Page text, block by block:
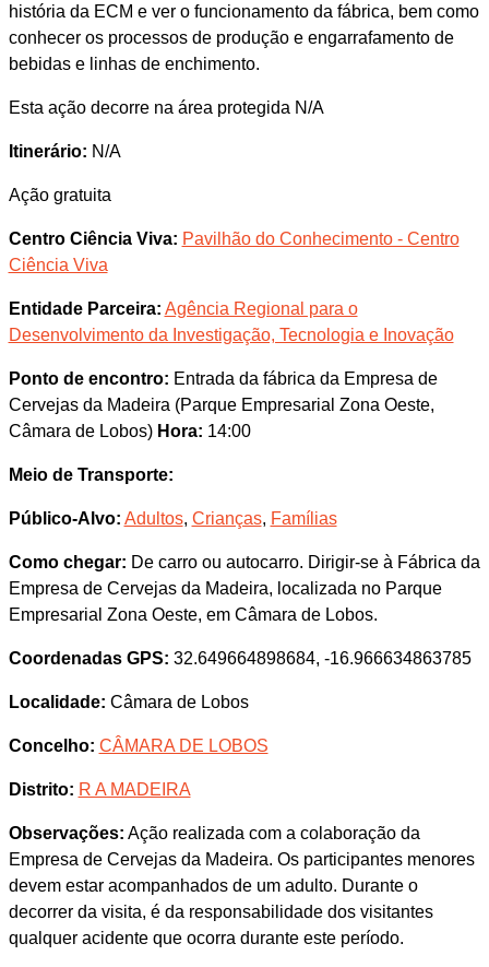
história da ECM e ver o funcionamento da fábrica, bem como
conhecer os processos de produção e engarrafamento de
bebidas e linhas de enchimento.
Esta ação decorre na área protegida N/A
Itinerário: N/A
Ação gratuita
Centro Ciência Viva: Pavilhão do Conhecimento - Centro
Ciência Viva
Entidade Parceira: Agência Regional para o
Desenvolvimento da Investigação, Tecnologia e Inovação
Ponto de encontro: Entrada da fábrica da Empresa de
Cervejas da Madeira (Parque Empresarial Zona Oeste,
Câmara de Lobos) Hora: 14:00
Meio de Transporte:
Público-Alvo: Adultos, Crianças, Famílias
Como chegar: De carro ou autocarro. Dirigir-se à Fábrica da
Empresa de Cervejas da Madeira, localizada no Parque
Empresarial Zona Oeste, em Câmara de Lobos.
Coordenadas GPS: 32.649664898684, -16.966634863785
Localidade: Câmara de Lobos
Concelho: CÂMARA DE LOBOS
Distrito: R A MADEIRA
Observações: Ação realizada com a colaboração da
Empresa de Cervejas da Madeira. Os participantes menores
devem estar acompanhados de um adulto. Durante o
decorrer da visita, é da responsabilidade dos visitantes
qualquer acidente que ocorra durante este período.